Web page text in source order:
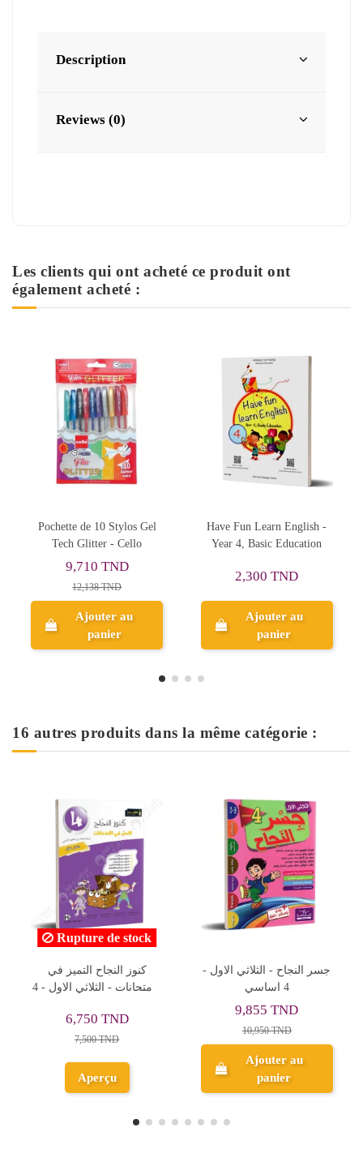
Description
Reviews (0)
Les clients qui ont acheté ce produit ont
également acheté :
Fun Learn English -
Year 4, Basic Education
2,300 TND
Ajouter au
panier
زينب تستعد للمناظرة في
الايقاظ العلمي - كامل
Ajouter au
panier
16 autres produits dans la même catégorie :
جسر النجاح - الثلاثي الاول -
4 اساسي
Ajouter au
panier
افهم و اوظف الرياضيات -
كامل السنة - 4 اساسي
8,955 TND
9,950 TND
Ajouter au
panier